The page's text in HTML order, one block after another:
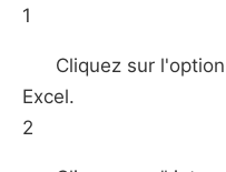
1
Cliquez sur
Excel.
2